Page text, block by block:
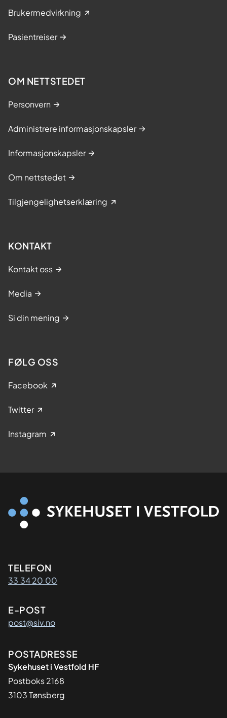
Brukermedvirkning
Pasientreiser
OM NETTSTEDET
Personvern
Administrere informasjonskapsler
Informasjonskapsler
Om nettstedet
Tilgjengelighetserklæring
KONTAKT
Kontakt oss
Media
Si din mening
FØLG OSS
Facebook
Twitter
Instagram
Kontaktinformasjon
TELEFON
33 34 20 00
E-POST
post@siv.no
Adresse
POSTADRESSE
Sykehuset i Vestfold HF
Postboks 2168
3103 Tønsberg